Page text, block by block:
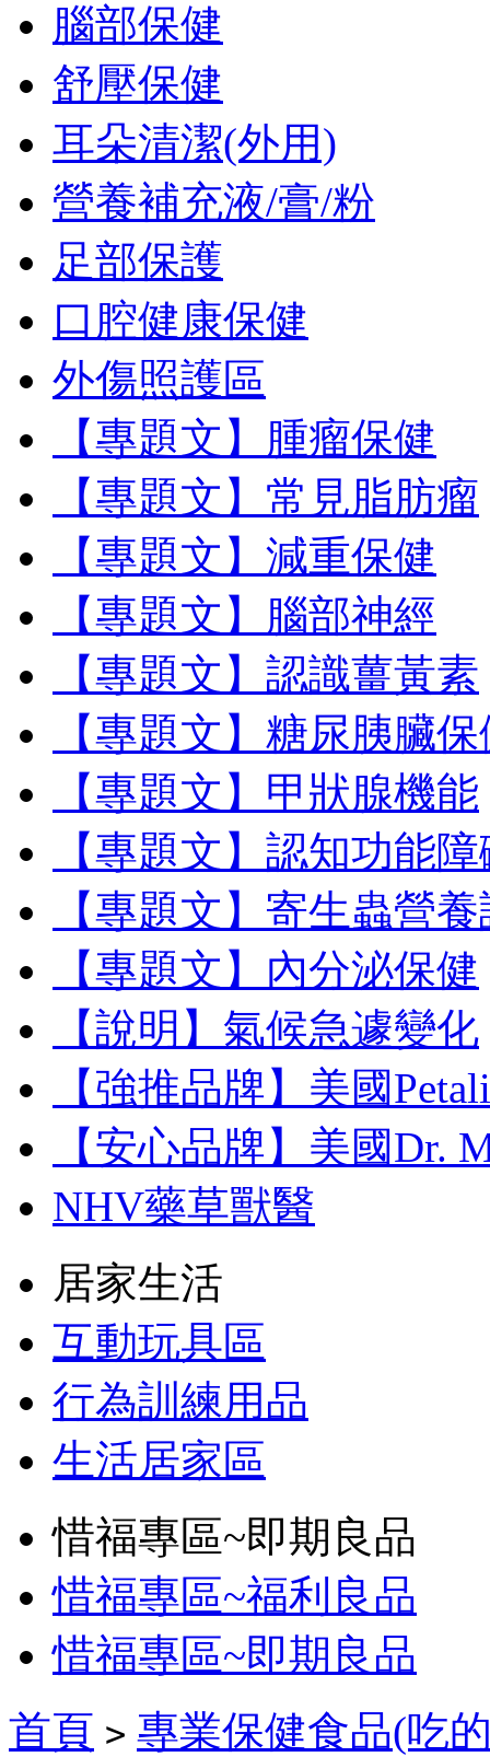
腦部保健
舒壓保健
耳朵清潔(外用)
營養補充液/膏/粉
足部保護
口腔健康保健
外傷照護區
【專題文】腫瘤保健
【專題文】常見脂肪瘤
【專題文】減重保健
【專題文】腦部神經
【專題文】認識薑黃素
【專題文】糖尿胰臟
【專題文】甲狀腺機能
【專題文】認知功能
【專題文】寄生蟲營
【專題文】內分泌保健
【說明】氣候急遽變化
【強推品牌】美國
【安心品牌】美國Dr.
NHV藥草獸醫
居家生活
互動玩具區
行為訓練用品
生活居家區
惜福專區~即期良品
惜福專區~福利良品
惜福專區~即期良品
首頁 > 專業保健食品(吃